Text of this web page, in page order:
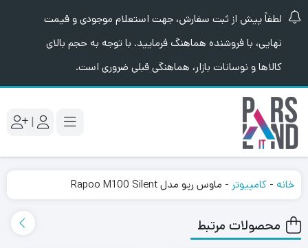
لطفاً پیش از ثبت سفارش، جهت استعلام موجودی و قیمت
نهایی، با فروشنده هماهنگ فرمایید. با توجه به حجم بالای
کالاها و نوسانات بازار، هماهنگی قبلی ضروری است.
|
خانه - کامپیوتر - ماوس رپو مدل Rapoo M100 Silent
محصولات مرتبط